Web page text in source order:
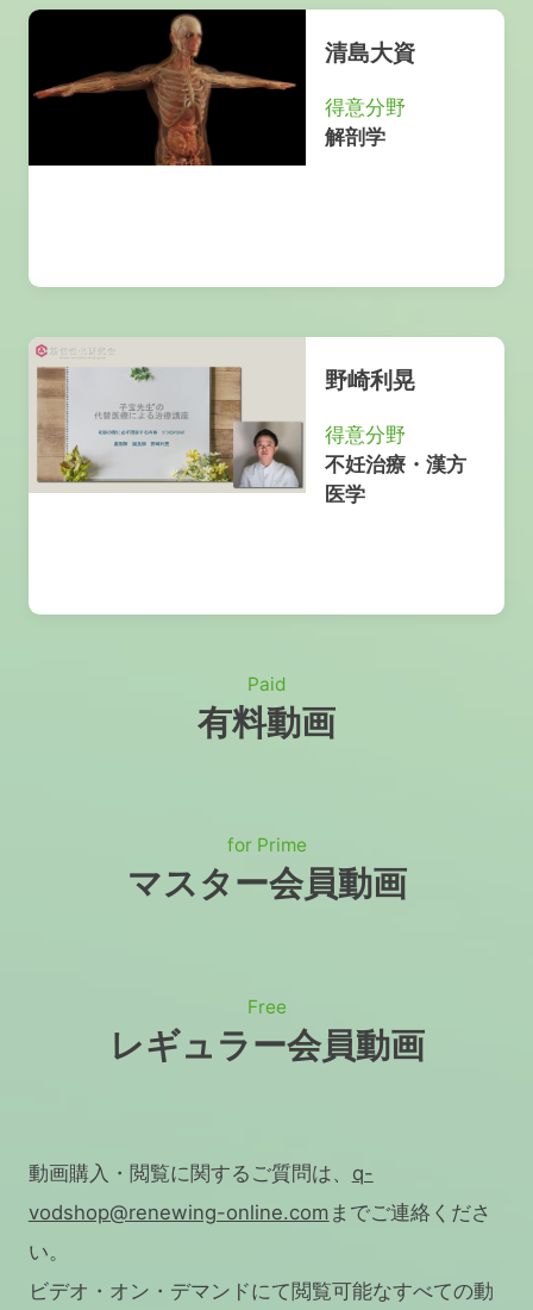
清島大資
得意分野
解剖学
野崎利晃
得意分野
不妊治療・漢方
医学
Paid
有料動画
for Prime
マスター会員動画
Free
レギュラー会員動画
動画購入・閲覧に関するご質問は、 q-
vodshop@renewing-online.com までご連絡くださ
い。
ビデオ・オン・デマンドにて閲覧可能なすべての動